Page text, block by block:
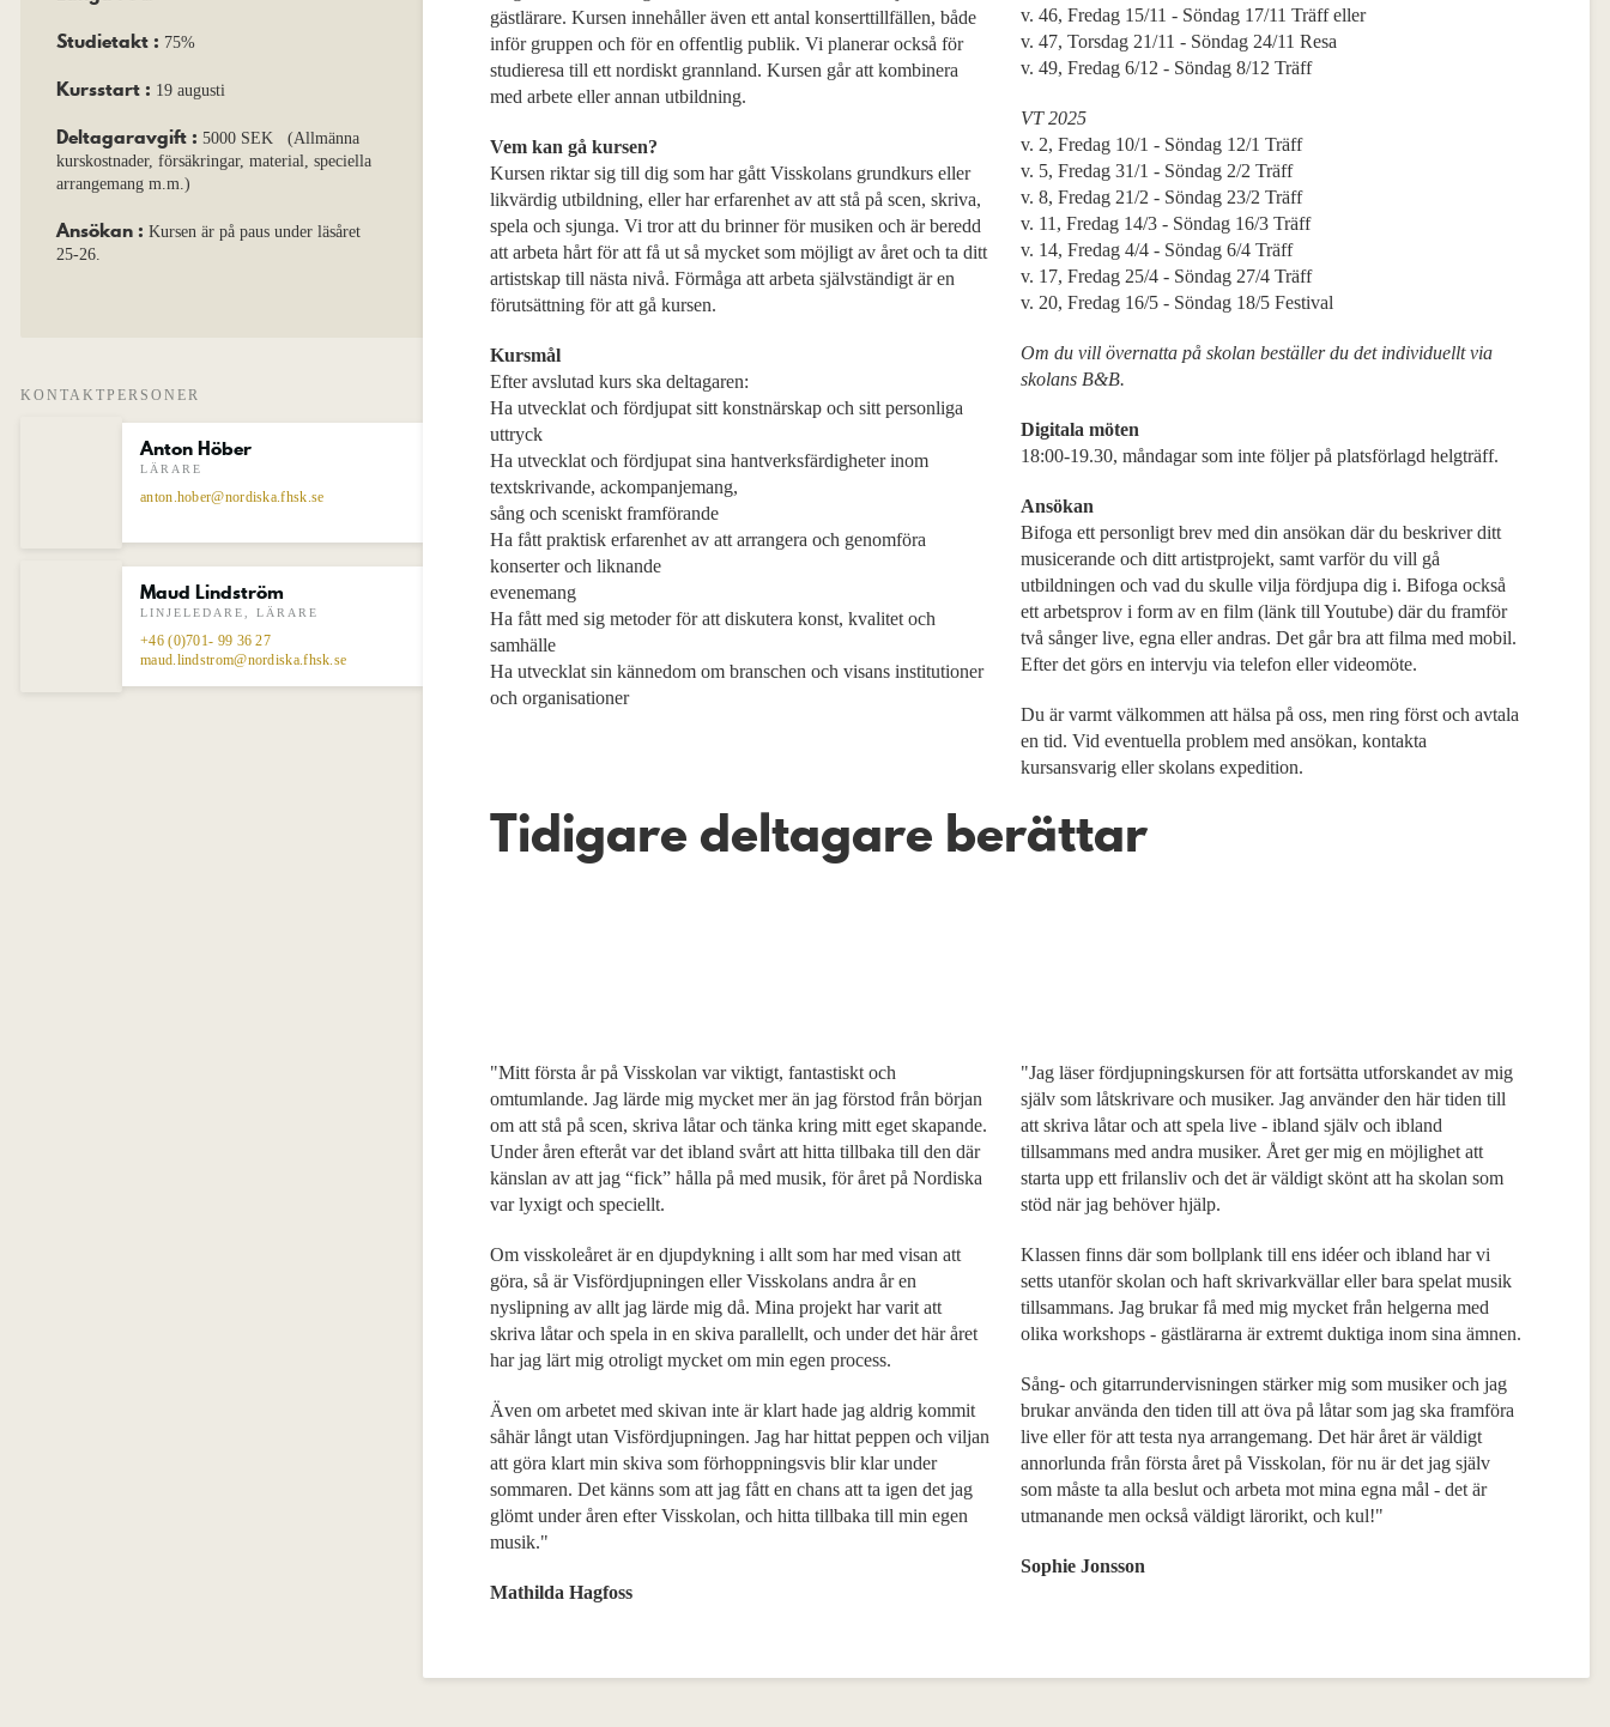
Studietakt : 75%
Kursstart : 19 augusti
Deltagaravgift : 5000 SEK (Allmänna
kurskostnader, försäkringar, material, speciella
arrangemang m.m.)
Ansökan : Kursen är på paus under läsåret
25-26.
KONTAKTPERSONER
Anton Höber
LÄRARE
anton.hober@nordiska.fhsk.se
Maud Lindström
LINJELEDARE, LÄRARE
+46 (0)701- 99 36 27
maud.lindstrom@nordiska.fhsk.se
gästlärare. Kursen innehåller även ett antal konserttillfällen, både
inför gruppen och för en offentlig publik. Vi planerar också för
studieresa till ett nordiskt grannland. Kursen går att kombinera
med arbete eller annan utbildning.
Vem kan gå kursen?
Kursen riktar sig till dig som har gått Visskolans grundkurs eller
likvärdig utbildning, eller har erfarenhet av att stå på scen, skriva,
spela och sjunga. Vi tror att du brinner för musiken och är beredd
att arbeta hårt för att få ut så mycket som möjligt av året och ta ditt
artistskap till nästa nivå. Förmåga att arbeta självständigt är en
förutsättning för att gå kursen.
Kursmål
Efter avslutad kurs ska deltagaren:
Ha utvecklat och fördjupat sitt konstnärskap och sitt personliga
uttryck
Ha utvecklat och fördjupat sina hantverksfärdigheter inom
textskrivande, ackompanjemang,
sång och sceniskt framförande
Ha fått praktisk erfarenhet av att arrangera och genomföra
konserter och liknande
evenemang
Ha fått med sig metoder för att diskutera konst, kvalitet och
samhälle
Ha utvecklat sin kännedom om branschen och visans institutioner
och organisationer
v. 46, Fredag 15/11 - Söndag 17/11 Träff eller
v. 47, Torsdag 21/11 - Söndag 24/11 Resa
v. 49, Fredag 6/12 - Söndag 8/12 Träff
VT 2025
v. 2, Fredag 10/1 - Söndag 12/1 Träff
v. 5, Fredag 31/1 - Söndag 2/2 Träff
v. 8, Fredag 21/2 - Söndag 23/2 Träff
v. 11, Fredag 14/3 - Söndag 16/3 Träff
v. 14, Fredag 4/4 - Söndag 6/4 Träff
v. 17, Fredag 25/4 - Söndag 27/4 Träff
v. 20, Fredag 16/5 - Söndag 18/5 Festival
Om du villövernatta på skolan beställer du det individuellt via
skolans B&B.
Digitala möten
18:00-19.30, måndagar som inte följer på platsförlagd helgträff.
Ansökan
Bifoga ett personligt brev med din ansökan där du beskriver ditt
musicerande och ditt artistprojekt, samt varför du vill gå
utbildningen och vad du skulle vilja fördjupa dig i. Bifoga också
ett arbetsprov i form av en film (länk till Youtube) där du framför
två sånger live, egna eller andras. Det går bra att filma med mobil.
Efter det görs en intervju via telefon eller videomöte.
Du är varmt välkommen att hälsa på oss, men ring först och avtala
en tid. Vid eventuella problem med ansökan, kontakta
kursansvarig eller skolans expedition.
Tidigare deltagare berättar
"Mitt första år på Visskolan var viktigt, fantastiskt och
omtumlande. Jag lärde mig mycket mer än jag förstod från början
om att stå på scen, skriva låtar och tänka kring mitt eget skapande.
Under åren efteråt var det ibland svårt att hitta tillbaka till den där
känslan av att jag “fick” hålla på med musik, för året på Nordiska
var lyxigt och speciellt.
Om visskoleåret är en djupdykning i allt som har med visan att
göra, så är Visfördjupningen eller Visskolans andra år en
nyslipning av allt jag lärde mig då. Mina projekt har varit att
skriva låtar och spela in en skiva parallellt, och under det här året
har jag lärt mig otroligt mycket om min egen process.
Även om arbetet med skivan inte är klart hade jag aldrig kommit
såhär långt utan Visfördjupningen. Jag har hittat peppen och viljan
att göra klart min skiva som förhoppningsvis blir klar under
sommaren. Det känns som att jag fått en chans att ta igen det jag
glömt under åren efter Visskolan, och hitta tillbaka till min egen
musik."
Mathilda Hagfoss
"Jag läser fördjupningskursen för att fortsätta utforskandet av mig
själv som låtskrivare och musiker. Jag använder den här tiden till
att skriva låtar och att spela live - ibland själv och ibland
tillsammans med andra musiker. Året ger mig en möjlighet att
starta upp ett frilansliv och det är väldigt skönt att ha skolan som
stöd när jag behöver hjälp.
Klassen finns där som bollplank till ens idéer och ibland har vi
setts utanför skolan och haft skrivarkvällar eller bara spelat musik
tillsammans. Jag brukar få med mig mycket från helgerna med
olika workshops - gästlärarna är extremt duktiga inom sina ämnen.
Sång- och gitarrundervisningen stärker mig som musiker och jag
brukar använda den tiden till att öva på låtar som jag ska framföra
live eller för att testa nya arrangemang. Det här året är väldigt
annorlunda från första året på Visskolan, för nu är det jag själv
som måste ta alla beslut och arbeta mot mina egna mål - det är
utmanande men också väldigt lärorikt, och kul!"
Sophie Jonsson